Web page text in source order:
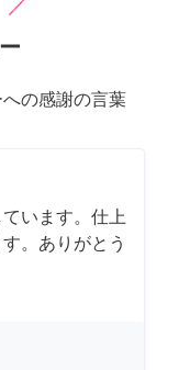
の感謝の言葉
います。仕上
。ありがとう